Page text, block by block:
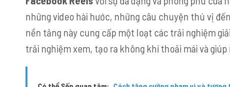
những video hài hước, những câu chuyện thú vị
nền tảng này cung cấp một loạt các trải nghiệm
trải nghiệm xem, tạo ra không khí thoải mái và giúp